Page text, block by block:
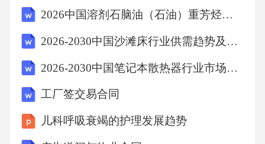
2.税收优惠：对符合条件的疗养院给予税收减
免，减轻企业负担，增强其发展动力。
提供必要的土地资源，促进其基础设施建设。
2026中国溶剂石脑油（石油）重芳烃行业发展形势及投资盈利预测报告
2026-2030中国沙滩床行业供需趋势及投资风险研究报告
2026-2030中国笔记本散热器行业市场发展趋势与前景展望战略研究报告
工厂签交易合同
儿科呼吸衰竭的护理发展趋势